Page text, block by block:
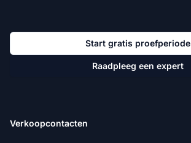
Start gratis proefperiode
Raadpleeg een expert
Verkoopcontacten